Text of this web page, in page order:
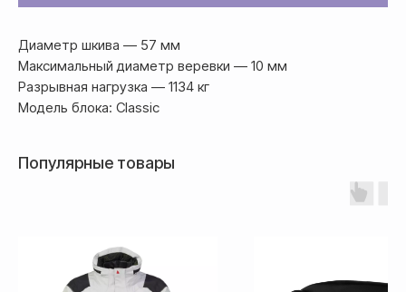
Диаметр шкива — 57 мм
Максимальный диаметр веревки — 10 мм
Разрывная нагрузка — 1134 кг
Модель блока: Classic
Популярные товары
осуществляется
после полной предоплаты